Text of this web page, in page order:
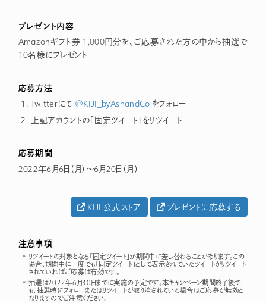
プレゼント内容
Amazonギフト券 1,000円分を、ご応募された方の中から抽選で
10名様にプレゼント
応募方法
Twitterにて @KIJI_byAshandCo をフォロー
上記アカウントの「固定ツイート」をリツイート
応募期間
2022年6月6日（月）～6月20日（月）
KIJI 公式ストア プレゼントに応募する
注意事項
リツイートの対象となる「固定ツイート」が期間中に差し替わることがあります。この
場合、期間中に一度でも「固定ツイート」として表示されていたツイートがリツイート
されていればご応募は有効です。
抽選は2022年6月30日までに実施の予定です。本キャンペーン期間終了後で
も、抽選時にフォローまたはリツイートが取り消されている場合はご応募が無効と
なりますのでご注意ください。